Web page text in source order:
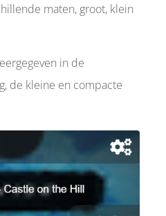
maten, groot, klein
in de
de kleine en compacte